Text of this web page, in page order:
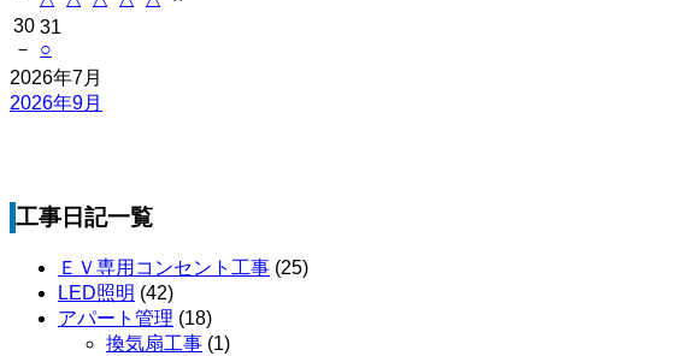
30
－
31
○
2026年7月
2026年9月
工事日記一覧
ＥＶ専用コンセント工事 (25)
LED照明 (42)
アパート管理 (18)
換気扇工事 (1)